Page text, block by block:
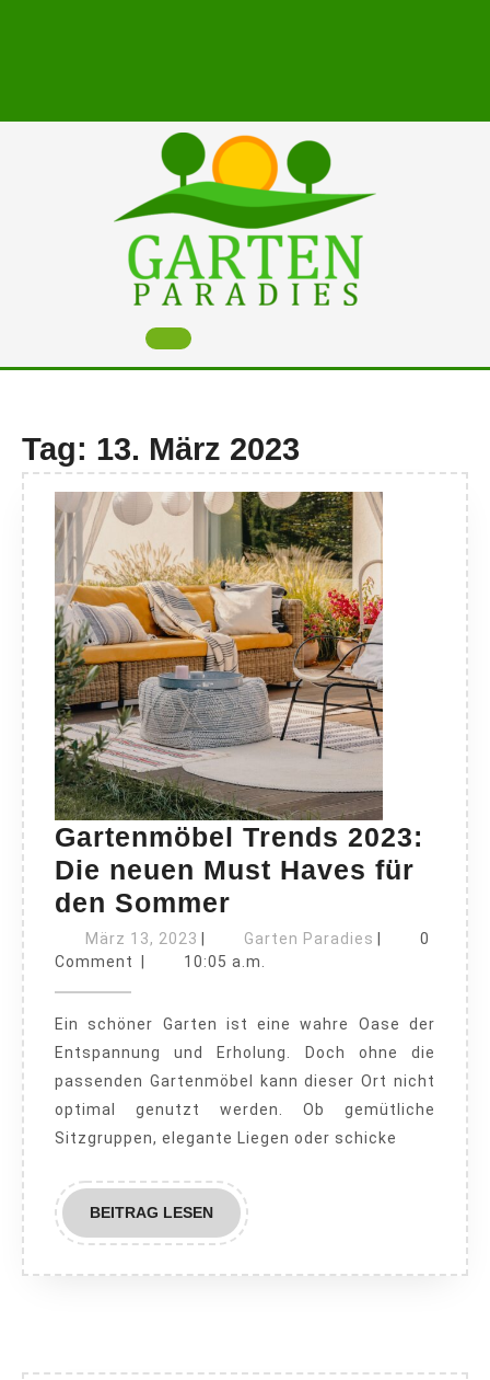
Open
Tag: 13. März 2023
Gartenmöbel Trends 2023:
Die neuen Must Haves für
den Sommer
Trends
2023:
neuen
Must
Haves
für
Sommer
März 13, 2023 März
13,
Garten Paradies Garten
0
Comment
10:05 a.m.
Ein schöner Garten ist eine wahre Oase der
Entspannung und Erholung. Doch ohne die
passenden Gartenmöbel kann dieser Ort nicht
optimal genutzt werden. Ob gemütliche
Sitzgruppen, elegante Liegen oder schicke
BEITRAG LESENBEITRAG
LESEN